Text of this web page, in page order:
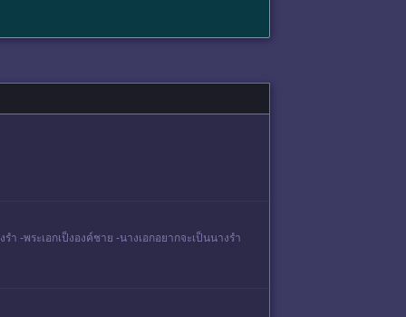
-พระเอกเป็งองค์ชาย -นางเอกอยากจะเป็นนางรำ